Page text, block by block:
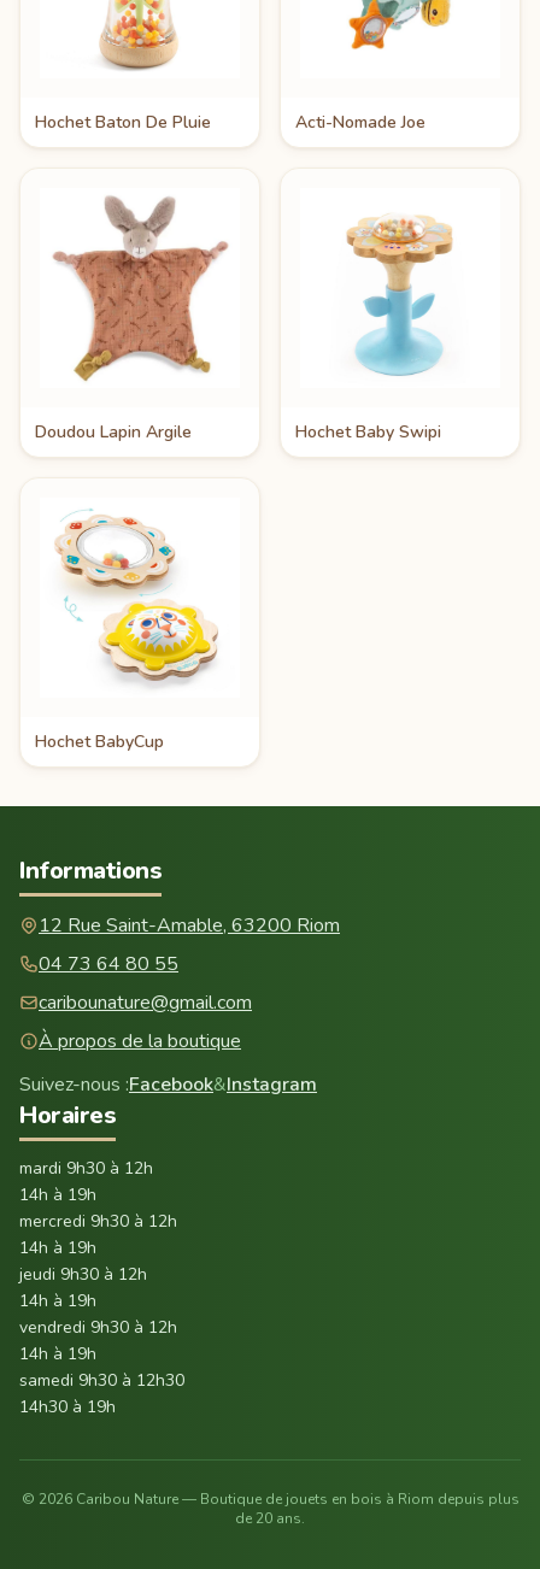
Hochet Baton De Pluie Acti-Nomade Joe
Doudou Lapin Argile Hochet Baby Swipi
Hochet BabyCup
Informations
12 Rue Saint-Amable, 63200 Riom
04 73 64 80 55
caribounature@gmail.com
À propos de la boutique
Suivez-nous :Facebook&Instagram
Horaires
mardi 9h30 à 12h
14h à 19h
mercredi 9h30 à 12h
14h à 19h
jeudi 9h30 à 12h
14h à 19h
vendredi 9h30 à 12h
14h à 19h
samedi 9h30 à 12h30
14h30 à 19h
© 2026 Caribou Nature — Boutique de jouets en bois à Riom depuis plus
de 20 ans.